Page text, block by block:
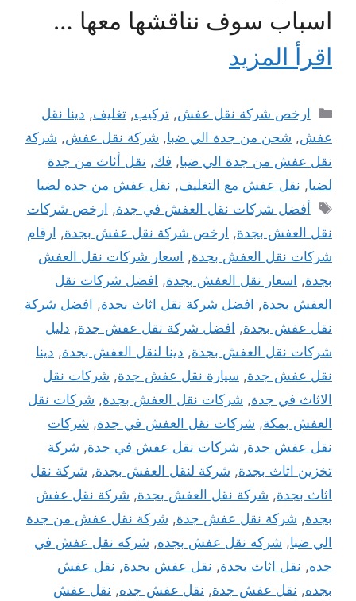
اسباب سوف نناقشها معها …
اقرأ المزيد
التصنيفات
ارخص شركة نقل عفش,تركيب,تغليف, دينا نقل
عفش, شحن من جدة الي ضبا, شركة نقل عفش, شركة
نقل عفش من جدة الي ضبا, فك, نقل أثاث من جدة
لضبا, نقل عفش مع التغليف, نقل عفش من جده لضبا
الوسوم
أفضل شركات نقل العفش في جدة, ارخص شركات
نقل العفش بجدة, ارخص شركة نقل عفش بجدة, ارقام
شركات نقل العفش بجدة, اسعار شركات نقل العفش
بجدة, اسعار نقل العفش بجدة, افضل شركات نقل
العفش بجدة, افضل شركة نقل اثاث بجدة, افضل شركة
نقل عفش بجدة, افضل شركة نقل عفش جدة, دليل
شركات نقل العفش بجدة, دينا لنقل العفش بجدة, دينا
نقل عفش جدة, سيارة نقل عفش جدة, شركات نقل
الاثاث في جدة, شركات نقل العفش بجدة, شركات نقل
العفش بمكة, شركات نقل العفش في جدة, شركات
نقل عفش جدة, شركات نقل عفش في جدة, شركة
تخزين اثاث بجدة, شركة لنقل العفش بجدة, شركة نقل
اثاث بجدة, شركة نقل العفش بجدة, شركة نقل عفش
بجدة, شركة نقل عفش جدة, شركة نقل عفش من جدة
الي ضبا, شركه نقل عفش بجده, شركه نقل عفش في
جده, نقل اثاث بجدة, نقل عفش بجدة, نقل عفش
بجده, نقل عفش جدة, نقل عفش جده, نقل عفش